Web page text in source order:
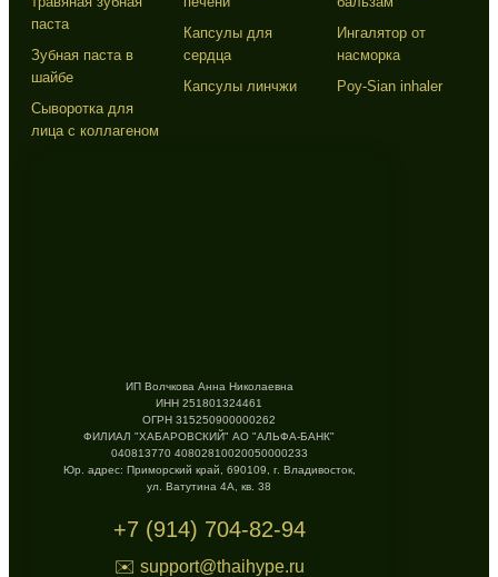
паста
Зубная паста в
шайбе
Сыворотка для
лица с коллагеном
Капсулы для
сердца
Капсулы линчжи
Ингалятор от
насморка
Poy-Sian inhaler
ИП Волчкова Анна Николаевна
ИНН 251801324461
ОГРН 315250900000262
ФИЛИАЛ "ХАБАРОВСКИЙ" АО "АЛЬФА-БАНК"
040813770 40802810020050000233
Юр. адрес: Приморский край, 690109, г. Владивосток,
ул. Ватутина 4А, кв. 38
+7 (914) 704-82-94
✉️ support@thaihype.ru